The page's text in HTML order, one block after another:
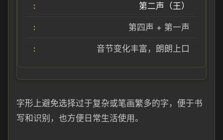
第二声（王）
第四声 + 第一声
音节变化丰富，朗朗上口
字形上避免选择过于复杂或笔画繁多的字，便于书
写和识别，也方便日常生活使用。